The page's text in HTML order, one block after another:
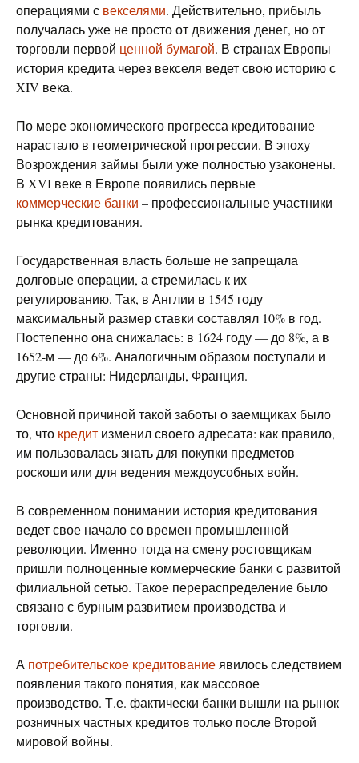
операциями с векселями. Действительно, прибыль
получалась уже не просто от движения денег, но от
торговли первой ценной бумагой. В странах Европы
история кредита через векселя ведет свою историю с
XIV века.
По мере экономического прогресса кредитование
нарастало в геометрической прогрессии. В эпоху
Возрождения займы были уже полностью узаконены.
В XVI веке в Европе появились первые
коммерческие банки – профессиональные участники
рынка кредитования.
Государственная власть больше не запрещала
долговые операции, а стремилась к их
регулированию. Так, в Англии в 1545 году
максимальный размер ставки составлял 10% в год.
Постепенно она снижалась: в 1624 году — до 8%, а в
1652-м — до 6%. Аналогичным образом поступали и
другие страны: Нидерланды, Франция.
Основной причиной такой заботы о заемщиках было
то, что кредит изменил своего адресата: как правило,
им пользовалась знать для покупки предметов
роскоши или для ведения междоусобных войн.
В современном понимании история кредитования
ведет свое начало со времен промышленной
революции. Именно тогда на смену ростовщикам
пришли полноценные коммерческие банки с развитой
филиальной сетью. Такое перераспределение было
связано с бурным развитием производства и
торговли.
А потребительское кредитование явилось следствием
появления такого понятия, как массовое
производство. Т.е. фактически банки вышли на рынок
розничных частных кредитов только после Второй
мировой войны.